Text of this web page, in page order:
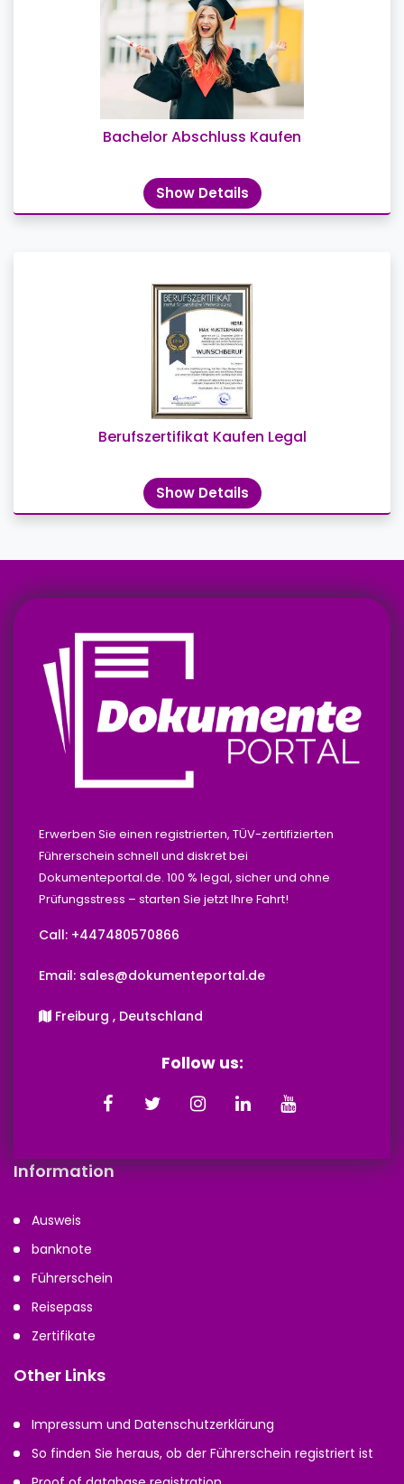
Bachelor Abschluss Kaufen
Show Details
Berufszertifikat Kaufen Legal
Show Details
Erwerben Sie einen registrierten, TÜV-zertifizierten
Führerschein schnell und diskret bei
Dokumenteportal.de. 100 % legal, sicher und ohne
Prüfungsstress – starten Sie jetzt Ihre Fahrt!
Call: +447480570866‬‬
Email: sales@dokumenteportal.de
Freiburg , Deutschland
Follow us:
Information
Ausweis
banknote
Führerschein
Reisepass
Zertifikate
Other Links
Impressum und Datenschutzerklärung
So finden Sie heraus, ob der Führerschein registriert ist